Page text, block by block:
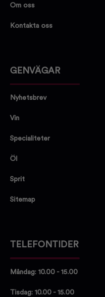
Om oss
Kontakta oss
GENVÄGAR
Nyhetsbrev
Vin
Specialiteter
Öl
Sprit
Sitemap
TELEFONTIDER
Måndag: 10.00 - 15.00
Tisdag: 10.00 - 15.00